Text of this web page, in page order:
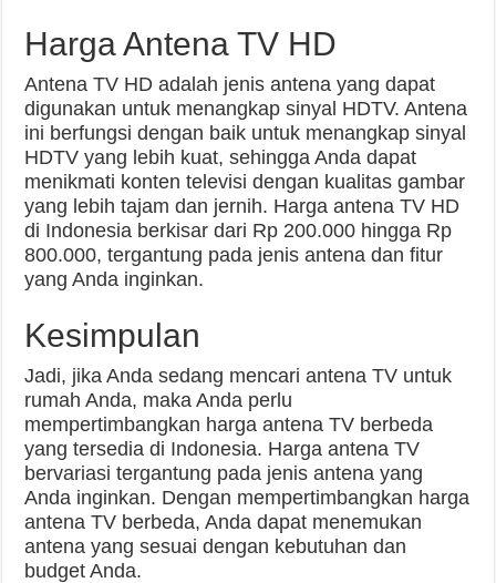
Harga Antena TV HD
Antena TV HD adalah jenis antena yang dapat
digunakan untuk menangkap sinyal HDTV. Antena
ini berfungsi dengan baik untuk menangkap sinyal
HDTV yang lebih kuat, sehingga Anda dapat
menikmati konten televisi dengan kualitas gambar
yang lebih tajam dan jernih. Harga antena TV HD
di Indonesia berkisar dari Rp 200.000 hingga Rp
800.000, tergantung pada jenis antena dan fitur
yang Anda inginkan.
Kesimpulan
Jadi, jika Anda sedang mencari antena TV untuk
rumah Anda, maka Anda perlu
mempertimbangkan harga antena TV berbeda
yang tersedia di Indonesia. Harga antena TV
bervariasi tergantung pada jenis antena yang
Anda inginkan. Dengan mempertimbangkan harga
antena TV berbeda, Anda dapat menemukan
antena yang sesuai dengan kebutuhan dan
budget Anda.